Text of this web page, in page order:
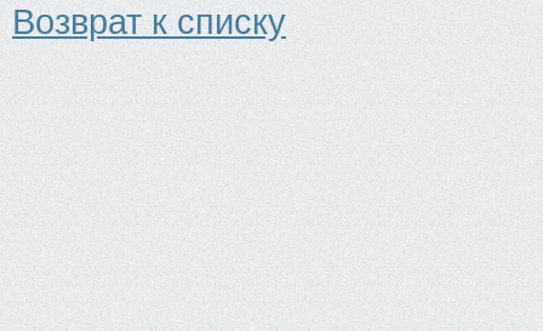
Возврат к списку